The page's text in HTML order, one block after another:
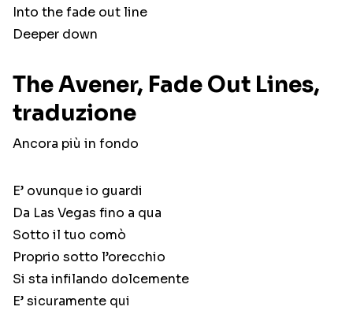
Into the fade out line
Deeper down
The Avener, Fade Out Lines,
traduzione
Ancora più in fondo
E’ ovunque io guardi
Da Las Vegas fino a qua
Sotto il tuo comò
Proprio sotto l’orecchio
Si sta infilando dolcemente
E’ sicuramente qui